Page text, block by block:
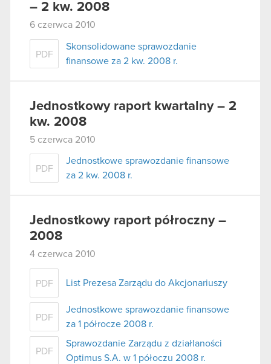
– 2 kw. 2008
6 czerwca 2010
PDF
Skonsolidowane sprawozdanie
finansowe za 2 kw. 2008 r.
Jednostkowy raport kwartalny – 2
kw. 2008
5 czerwca 2010
PDF
Jednostkowe sprawozdanie finansowe
za 2 kw. 2008 r.
Jednostkowy raport półroczny –
2008
4 czerwca 2010
PDF List Prezesa Zarządu do Akcjonariuszy
PDF
Jednostkowe sprawozdanie finansowe
za 1 półrocze 2008 r.
PDF
Sprawozdanie Zarządu z działlaności
Optimus S.A. w 1 półoczu 2008 r.